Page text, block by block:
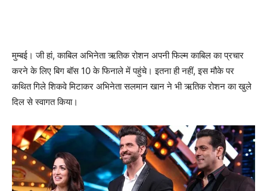
मुम्‍बई। जी हां, काबिल अभिनेता ऋतिक रोशन अपनी फिल्‍म काबिल का प्रचार
करने के लिए बिग बॉस 10 के फिनाले में पहुंचे। इतना ही नहीं, इस मौके पर
कथित गिले शिकवे मिटाकर अभिनेता सलमान खान ने भी ऋतिक रोशन का खुले
दिल से स्‍वागत किया।